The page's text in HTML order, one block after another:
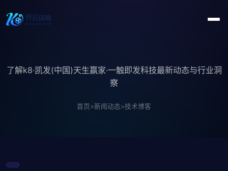
了解k8·凯发(中国)天生赢家·一触即发科技最新动态与行业洞
察
首页>新闻动态>技术博客